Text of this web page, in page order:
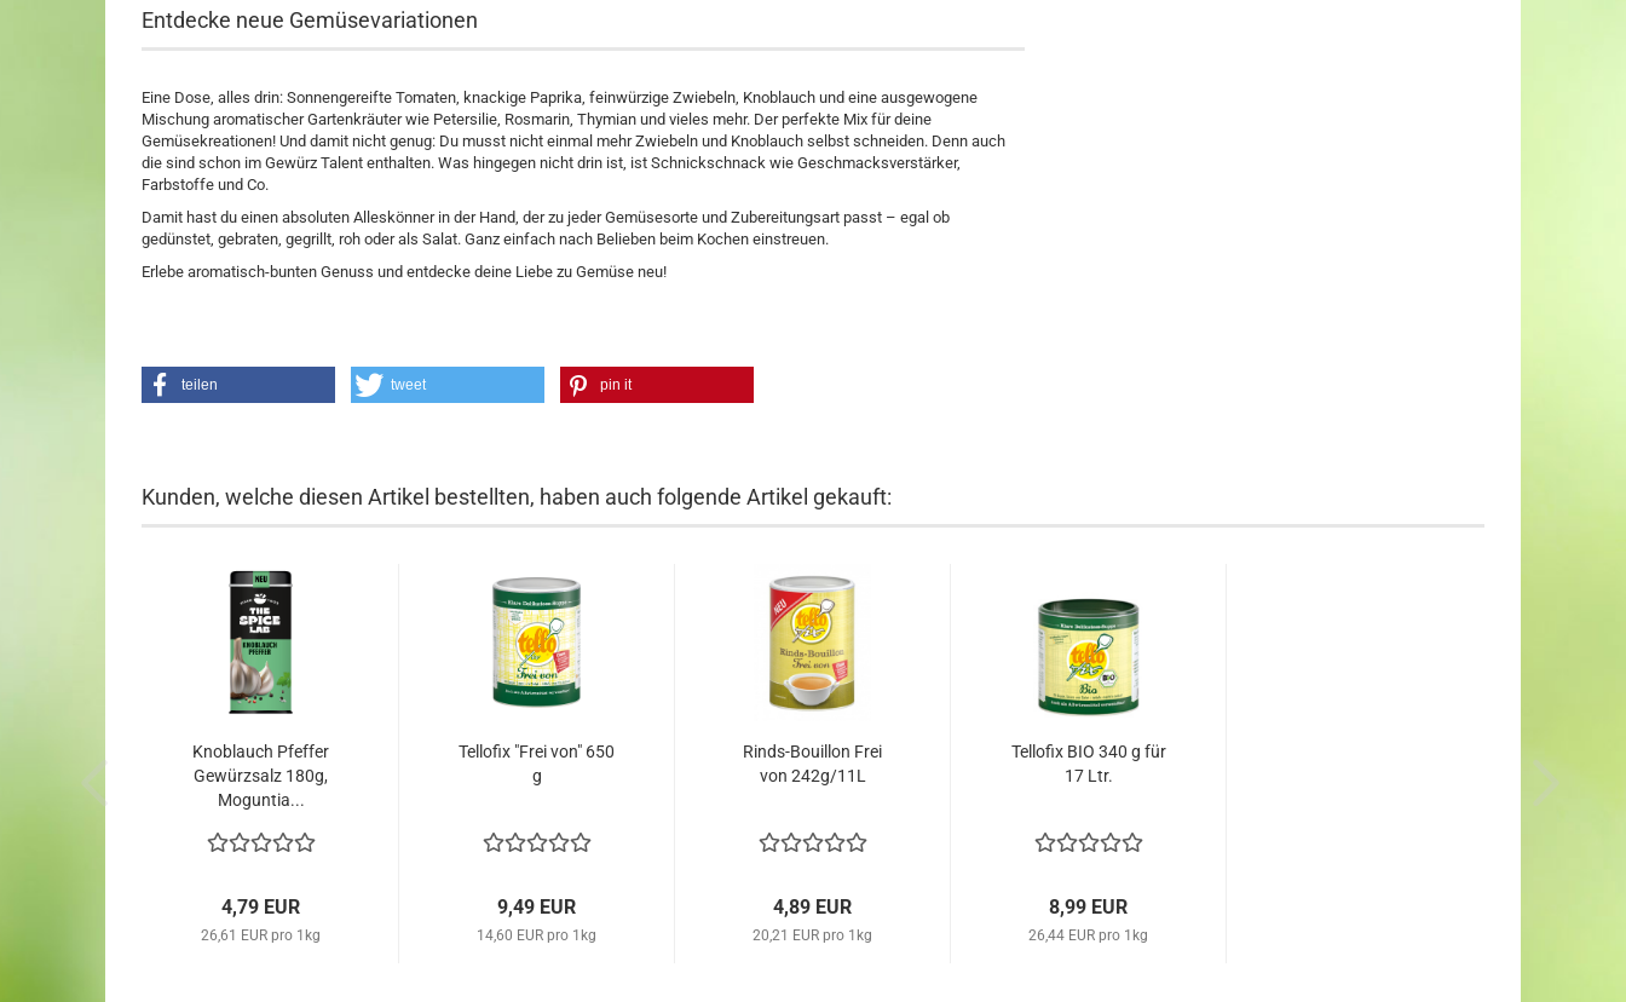
Entdecke neue Gemüsevariationen
Eine Dose, alles drin: Sonnengereifte Tomaten, knackige Paprika, feinwürzige Zwiebeln, Knoblauch und eine ausgewogene
Mischung aromatischer Gartenkräuter wie Petersilie, Rosmarin, Thymian und vieles mehr. Der perfekte Mix für deine
Gemüsekreationen! Und damit nicht genug: Du musst nicht einmal mehr Zwiebeln und Knoblauch selbst schneiden. Denn auch
die sind schon im Gewürz Talent enthalten. Was hingegen nicht drin ist, ist Schnickschnack wie Geschmacksverstärker,
Farbstoffe und Co.
Damit hast du einen absoluten Alleskönner in der Hand, der zu jeder Gemüsesorte und Zubereitungsart passt – egal ob
gedünstet, gebraten, gegrillt, roh oder als Salat. Ganz einfach nach Belieben beim Kochen einstreuen.
Erlebe aromatisch-bunten Genuss und entdecke deine Liebe zu Gemüse neu!
teilen tweet pin it
Kunden, welche diesen Artikel bestellten, haben auch folgende Artikel gekauft:
Knoblauch Pfeffer
Gewürzsalz 180g,
Moguntia...
4,79 EUR
26,61 EUR pro 1kg
Tellofix "Frei von" 650
g
9,49 EUR
14,60 EUR pro 1kg
Rinds-Bouillon Frei
von 242g/11L
4,89 EUR
20,21 EUR pro 1kg
Tellofix BIO 340 g für
17 Ltr.
8,99 EUR
26,44 EUR pro 1kg